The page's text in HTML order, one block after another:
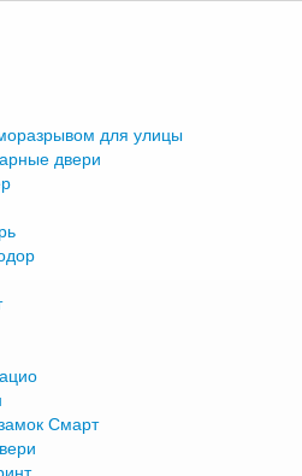
для улицы
двери
Смарт